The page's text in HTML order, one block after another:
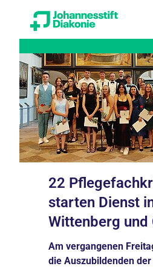
22
starten Dienst
Wittenberg und
Am vergangenen
die Auszubildenden